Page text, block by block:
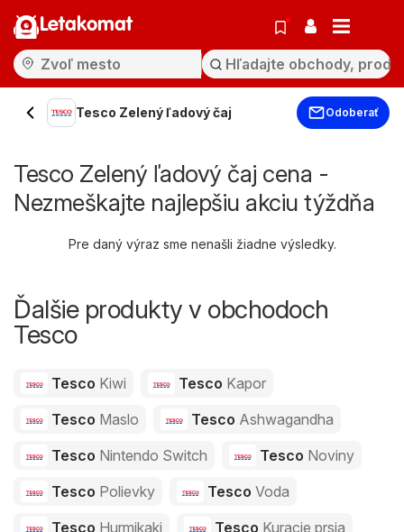
Letakomat
Tesco Zelený ľadový čaj Odoberať
Tesco Zelený ľadový čaj cena -
Nezmeškajte najlepšiu akciu týždňa
Pre daný výraz sme nenašli žiadne výsledky.
Ďalšie produkty v obchodoch
Tesco
Tesco Kiwi Tesco Kapor
Tesco Maslo Tesco Ashwagandha
Tesco Nintendo Switch Tesco Noviny
Tesco Polievky Tesco Voda
Tesco Hurmikaki Tesco Kuracie prsia